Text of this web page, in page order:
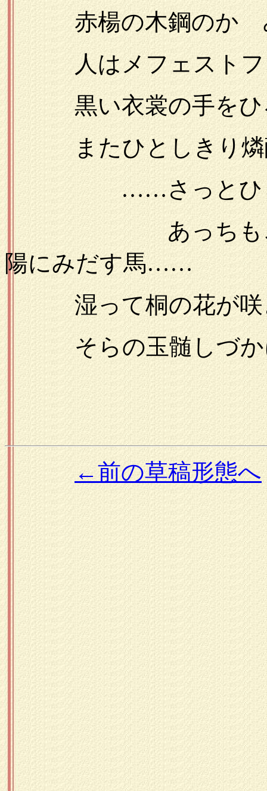
赤楊の木鋼のかゞ
人はメフェストフ
黒い衣裳の手をひ
またひとしきり燐
……さっとひらめ
あっちもこっち
陽にみだす馬……
湿って桐の花が咲
そらの玉髄しづかに
←前の草稿形態へ